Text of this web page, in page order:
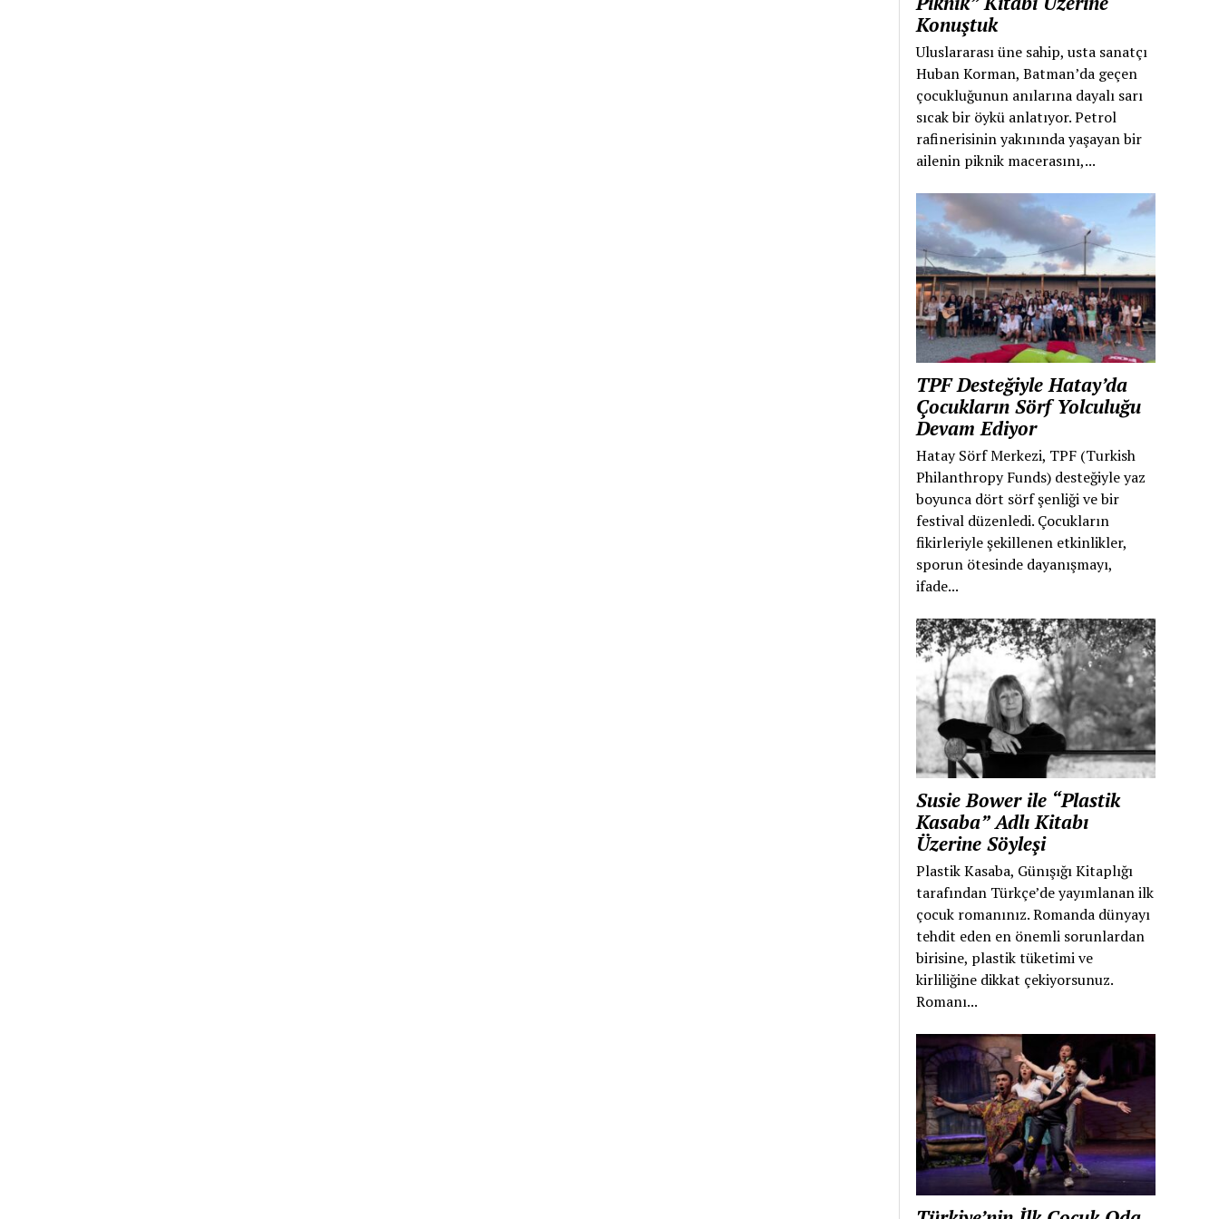
Konuştuk
Uluslararası üne sahip, usta sanatçı
Huban Korman, Batman’da geçen
çocukluğunun anılarına dayalı sarı
sıcak bir öykü anlatıyor. Petrol
rafinerisinin yakınında yaşayan bir
ailenin piknik macerasını,...
TPF Desteğiyle Hatay’da
Çocukların Sörf Yolculuğu
Devam Ediyor
Hatay Sörf Merkezi, TPF (Turkish
Philanthropy Funds) desteğiyle yaz
boyunca dört sörf şenliği ve bir
festival düzenledi. Çocukların
fikirleriyle şekillenen etkinlikler,
sporun ötesinde dayanışmayı,
ifade...
Susie Bower ile “Plastik
Kasaba” Adlı Kitabı
Üzerine Söyleşi
Plastik Kasaba, Günışığı Kitaplığı
tarafından Türkçe’de yayımlanan ilk
çocuk romanınız. Romanda dünyayı
tehdit eden en önemli sorunlardan
birisine, plastik tüketimi ve
kirliliğine dikkat çekiyorsunuz.
Romanı...